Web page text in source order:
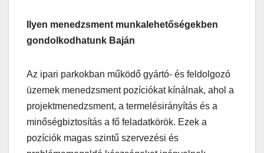
Ilyen menedzsment munkalehetőségekben
gondolkodhatunk Baján
Az ipari parkokban működő gyártó- és feldolgozó
üzemek menedzsment pozíciókat kínálnak, ahol a
projektmenedzsment, a termelésirányítás és a
minőségbiztosítás a fő feladatkörök. Ezek a
pozíciók magas szintű szervezési és